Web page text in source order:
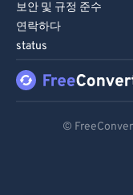
보안 및 규정 준수
연락하다
status
©